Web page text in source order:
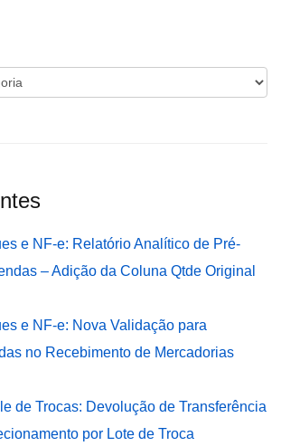
e NF-e: Relatório Analítico de Pré-
– Adição da Coluna Qtde Original
e NF-e: Nova Validação para
no Recebimento de Mercadorias
de Trocas: Devolução de Transferência
por Lote de Troca